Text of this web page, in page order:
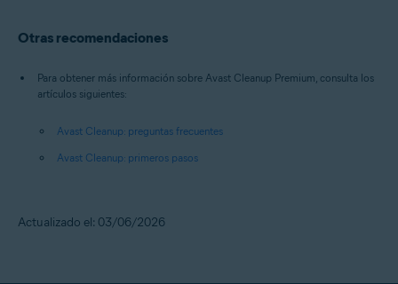
Otras recomendaciones
Para obtener más información sobre Avast Cleanup Premium, consulta los
artículos siguientes:
Avast Cleanup: preguntas frecuentes
Avast Cleanup: primeros pasos
Actualizado el: 03/06/2026